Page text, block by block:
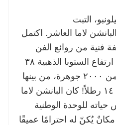
لاما العاشر. اكتمل
وهي تحفة فنية من روائع الفن
الديني التبتي الحديث. يبلغ ارتفاع الستوبا الذهبية ٣٨
قدمًا، وهي مرصعة بأكثر من ٢٠٠٠ جوهرة، من بينها
زمردة طبيعية ضخمة تزن ١٤ رطلاً! كان البانشن لاما
للوحدة الوطنية
مكانٌ يُكنّ له احترامًا عميقًا